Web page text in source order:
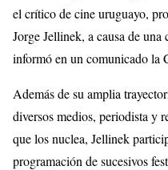
el crítico de cine uruguayo,
Jorge Jellinek, a causa de
informó en un comunicado la
Además de su amplia
diversos medios, periodista y
que los nuclea, Jellinek
programación de sucesivos